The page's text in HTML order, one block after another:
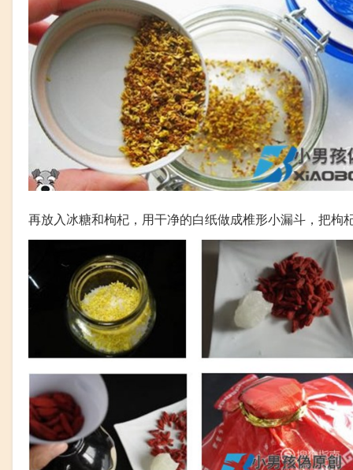
再放入冰糖和枸杞，用干净的白纸做成椎形小漏斗，把